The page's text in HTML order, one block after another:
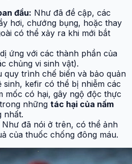
đầu: Như đã đề cập, các
hơi, chướng bụng, hoặc thay
có thể xảy ra khi mới bắt
ứng với các thành phần của
chủng vi sinh vật).
quy trình chế biến và bảo quản
sinh, kefir có thể bị nhiễm các
mốc có hại, gây ngộ độc thực
những tác hại của nấm
nhất.
Như đã nói ở trên, có thể ảnh
của thuốc chống đông máu.